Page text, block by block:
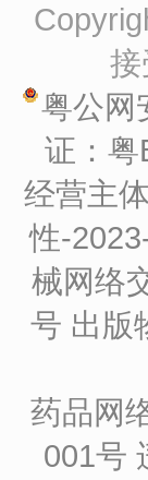
接
粤公网
证：粤
经营主
性-
械网络
号 出版
药品网
001号